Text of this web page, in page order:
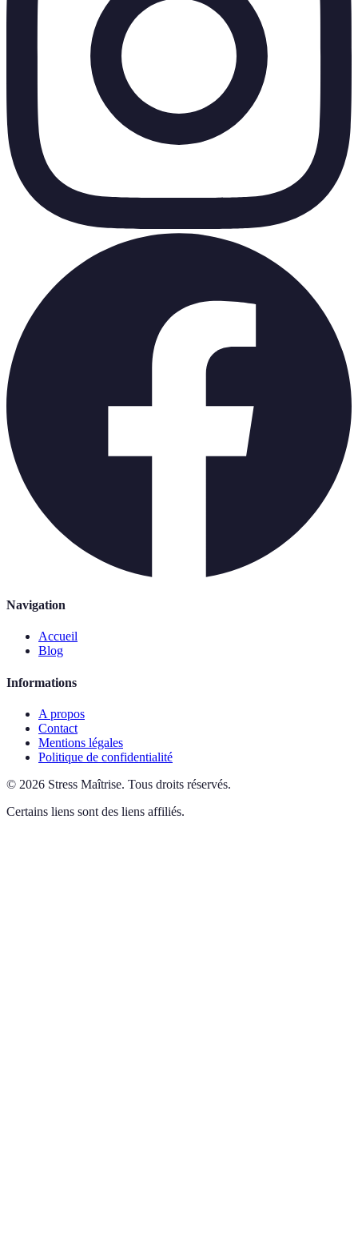
Navigation
Accueil
Blog
Informations
A propos
Contact
Mentions légales
Politique de confidentialité
© 2026 Stress Maîtrise. Tous droits réservés.
Certains liens sont des liens affiliés.